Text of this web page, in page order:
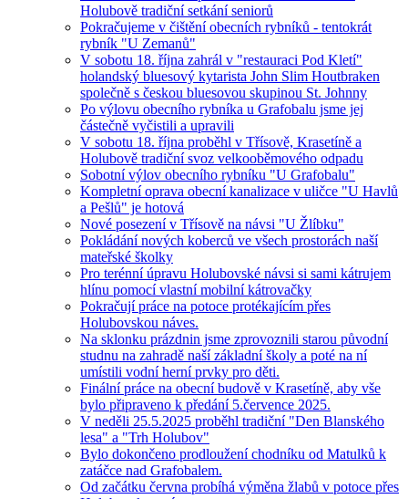
Holubově tradiční setkání seniorů
Pokračujeme v čištění obecních rybníků - tentokrát
rybník "U Zemanů"
V sobotu 18. října zahrál v "restauraci Pod Kletí"
holandský bluesový kytarista John Slim Houtbraken
společně s českou bluesovou skupinou St. Johnny
Po výlovu obecního rybníka u Grafobalu jsme jej
částečně vyčistili a upravili
V sobotu 18. října proběhl v Třísově, Krasetíně a
Holubově tradiční svoz velkooběmového odpadu
Sobotní výlov obecního rybníku "U Grafobalu"
Kompletní oprava obecní kanalizace v uličce "U Havlů
a Pešlů" je hotová
Nové posezení v Třísově na návsi "U Žlíbku"
Pokládání nových koberců ve všech prostorách naší
mateřské školky
Pro terénní úpravu Holubovské návsi si sami kátrujem
hlínu pomocí vlastní mobilní kátrovačky
Pokračují práce na potoce protékajícím přes
Holubovskou náves.
Na sklonku prázdnin jsme zprovoznili starou původní
studnu na zahradě naší základní školy a poté na ní
umístili vodní herní prvky pro děti.
Finální práce na obecní budově v Krasetíně, aby vše
bylo připraveno k předání 5.července 2025.
V neděli 25.5.2025 proběhl tradiční "Den Blanského
lesa" a "Trh Holubov"
Bylo dokončeno prodloužení chodníku od Matulků k
zatáčce nad Grafobalem.
Od začátku června probíhá výměna žlabů v potoce přes